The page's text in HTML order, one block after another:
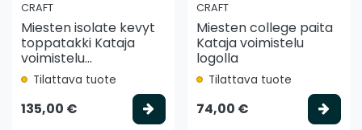
CRAFT
Miesten isolate kevyt
toppatakki Kataja
voimistelu...
Tilattava tuote
135,00 € Valitse vaihtoehto
CRAFT
Miesten college paita
Kataja voimistelu
logolla
Tilattava tuote
74,00 €